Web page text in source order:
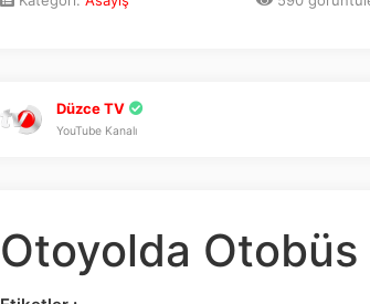
Düzce TV
YouTube Kanalı
Otoyolda Otobüs